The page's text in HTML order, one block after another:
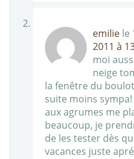
emilie le
2011 à
moi
neige
la fenêtre du
suite moins
aux agrumes me
beaucoup, je
de les tester dès
vacances juste